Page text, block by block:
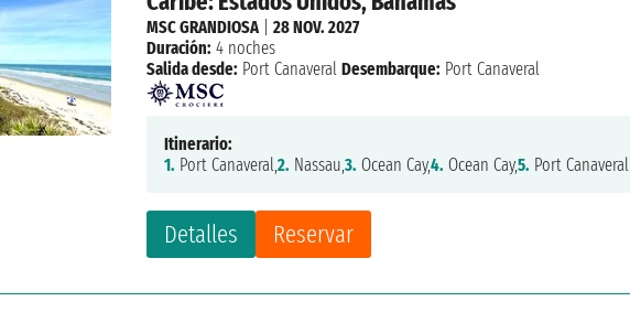
Detalles Reservar
MSC GRANDIOSA|28 NOV. 2027
Duración: 4 noches
Salida desde: Port Canaveral Desembarque: Port Canaveral
Itinerario:
1. Port Canaveral,2. Nassau,3. Ocean Cay,4. Ocean Cay,5. Port Canaveral